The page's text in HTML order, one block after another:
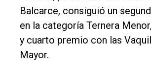
Balcarce, consiguió un
en la categoría Ternera
y cuarto premio con las
Mayor.